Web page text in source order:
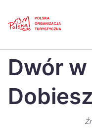
Polski
Dansk
Dwór w